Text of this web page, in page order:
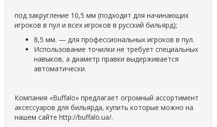
под закругление 10,5 мм (подходит для начинающих
игроков в пул и всех игроков в русский бильярд);
8,5 мм. — для профессиональных игроков в пул.
Использование точилки не требует специальных
навыков, а диаметр правки выдерживается
автоматически.
Компания «Buffalo» предлагает огромный ассортимент
аксессуаров для бильярда, купить которые можно на
нашем сайте http://buffalo.ua/.